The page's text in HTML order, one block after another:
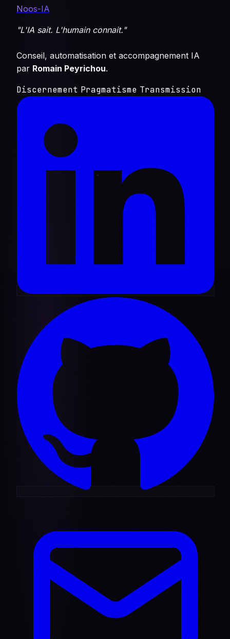
Noos-IA
"L'IA sait. L'humain connait."
Conseil, automatisation et accompagnement IA
par Romain Peyrichou.
Discernement Pragmatisme Transmission